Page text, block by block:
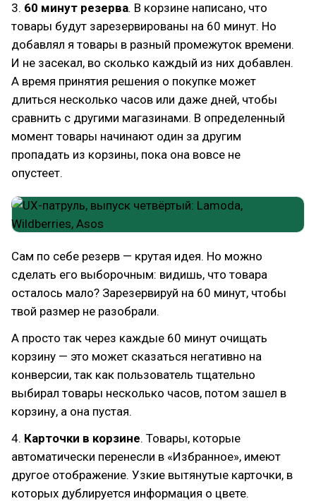
3. 60 минут резерва. В корзине написано, что
товары будут зарезервированы на 60 минут. Но
добавлял я товары в разный промежуток времени.
И не засекал, во сколько каждый из них добавлен.
А время принятия решения о покупке может
длиться несколько часов или даже дней, чтобы
сравнить с другими магазинами. В определенный
момент товары начинают один за другим
пропадать из корзины, пока она вовсе не
опустеет.
Сам по себе резерв — крутая идея. Но можно
сделать его выборочным: видишь, что товара
осталось мало? Зарезервируй на 60 минут, чтобы
твой размер не разобрали.
А просто так через каждые 60 минут очищать
корзину — это может сказаться негативно на
конверсии, так как пользователь тщательно
выбирал товары несколько часов, потом зашел в
корзину, а она пустая.
4. Карточки в корзине. Товары, которые
автоматически перенесли в «Избранное», имеют
другое отображение. Узкие вытянутые карточки, в
которых дублируется информация о цвете.